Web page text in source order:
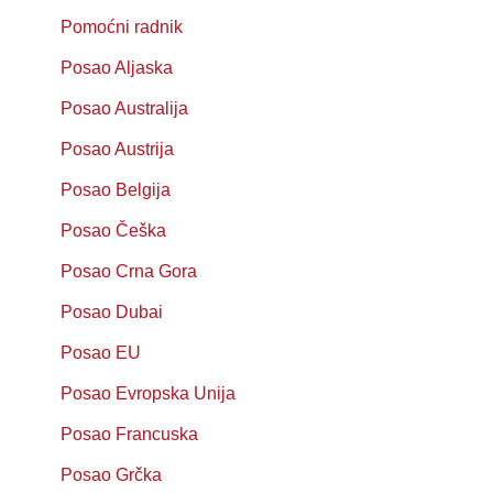
Pomoćni radnik
Posao Aljaska
Posao Australija
Posao Austrija
Posao Belgija
Posao Češka
Posao Crna Gora
Posao Dubai
Posao EU
Posao Evropska Unija
Posao Francuska
Posao Grčka